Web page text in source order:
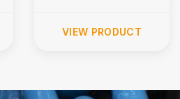
VIEW PRODUCT